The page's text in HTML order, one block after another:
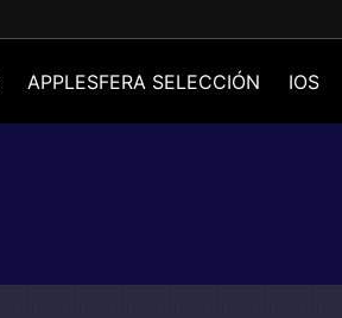
APPLESFERA SELECCIÓN IOS